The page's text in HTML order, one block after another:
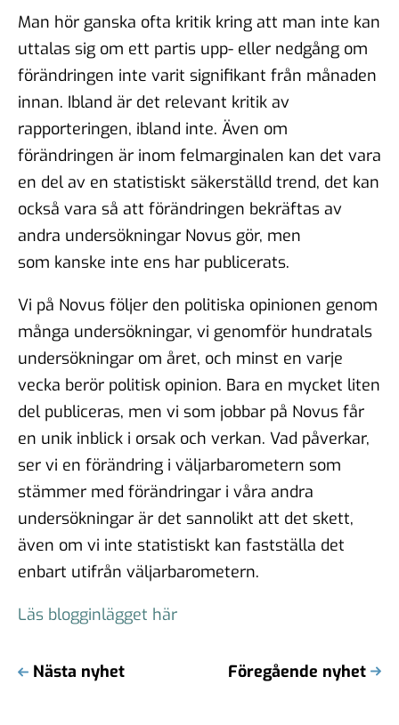
Man hör ganska ofta kritik kring att man inte kan
uttalas sig om ett partis upp- eller nedgång om
förändringen inte varit signifikant från månaden
innan. Ibland är det relevant kritik av
rapporteringen, ibland inte. Även om
förändringen är inom felmarginalen kan det vara
en del av en statistiskt säkerställd trend, det kan
också vara så att förändringen bekräftas av
andra undersökningar Novus gör, men
som kanske inte ens har publicerats.
Vi på Novus följer den politiska opinionen genom
många undersökningar, vi genomför hundratals
undersökningar om året, och minst en varje
vecka berör politisk opinion. Bara en mycket liten
del publiceras, men vi som jobbar på Novus får
en unik inblick i orsak och verkan. Vad påverkar,
ser vi en förändring i väljarbarometern som
stämmer med förändringar i våra andra
undersökningar är det sannolikt att det skett,
även om vi inte statistiskt kan fastställa det
enbart utifrån väljarbarometern.
Läs blogginlägget här
Nästa nyhet Föregående nyhet